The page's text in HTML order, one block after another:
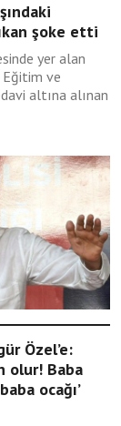
şoke etti
yer alan
Eğitim ve
altına alınan
Özel’e:
olur! Baba
ocağı’